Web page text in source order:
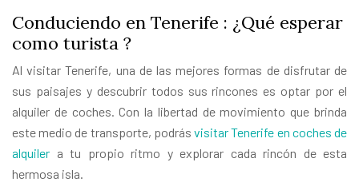
Conduciendo en Tenerife : ¿Qué esperar
como turista ?
Al visitar Tenerife, una de las mejores formas de disfrutar de
sus paisajes y descubrir todos sus rincones es optar por el
alquiler de coches. Con la libertad de movimiento que brinda
este medio de transporte, podrásvisitar Tenerife en coches de
alquiler a tu propio ritmo y explorar cada rincón de esta
hermosa isla.